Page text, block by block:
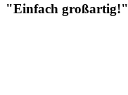
"Einfach großartig!"